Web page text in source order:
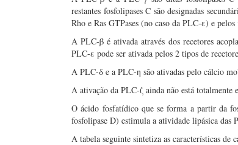
restantes fosfolipases C são designadas
Rho e Ras GTPases (no caso da PLC-ε) e
A PLC-β é ativada através dos recetores
PLC-ε pode ser ativada pelos 2 tipos de
A PLC-δ e a PLC-η são ativadas pelo cálcio
A ativação da PLC-ζ ainda não está totalmente
O ácido fosfatídico que se forma a partir da
fosfolipase D) estimula a atividade lipásica
A tabela seguinte sintetiza as características de